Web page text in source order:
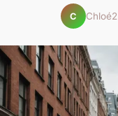
C Chloé